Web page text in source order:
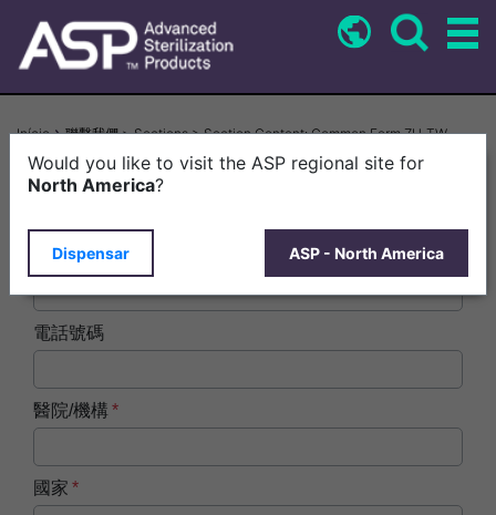
conteúdo
principal
Trilha
de
navegação
Início 聯繫我們 > Sections > Section Content: Common Form ZH-TW
姓名
電子郵件
電話號碼
醫院/機構
國家
Would you like to visit the ASP regional site for
North America?
Dispensar ASP - North America